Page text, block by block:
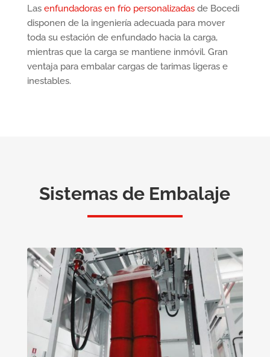
Las enfundadoras en frío personalizadasde Bocedi
disponen de la ingeniería adecuada para mover
toda su estación de enfundado hacia la carga,
mientras que la carga se mantiene inmóvil. Gran
ventaja para embalar cargas de tarimas ligeras e
inestables.
Sistemas de Embalaje